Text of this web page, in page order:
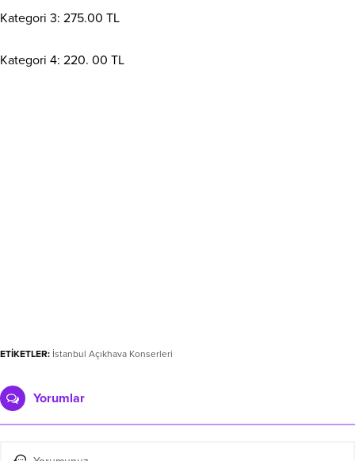
Kategori 3: 275.00 TL
Kategori 4: 220. 00 TL
ETİKETLER: İstanbul Açıkhava Konserleri
Yorumlar